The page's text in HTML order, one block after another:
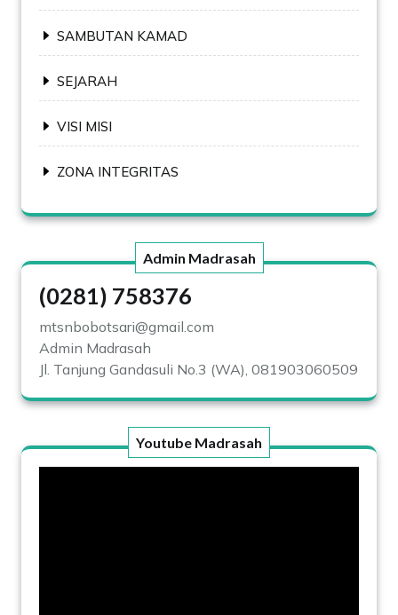
SAMBUTAN KAMAD
SEJARAH
VISI MISI
ZONA INTEGRITAS
Admin Madrasah
(0281) 758376
mtsnbobotsari@gmail.com
Admin Madrasah
Jl. Tanjung Gandasuli No.3 (WA), 081903060509
Youtube Madrasah